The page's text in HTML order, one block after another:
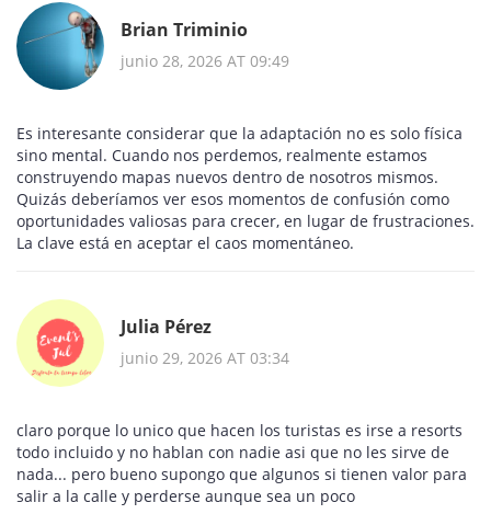
Brian Triminio
junio 28, 2026 AT 09:49
Es interesante considerar que la adaptación no es solo física
sino mental. Cuando nos perdemos, realmente estamos
construyendo mapas nuevos dentro de nosotros mismos.
Quizás deberíamos ver esos momentos de confusión como
oportunidades valiosas para crecer, en lugar de frustraciones.
La clave está en aceptar el caos momentáneo.
Julia Pérez
junio 29, 2026 AT 03:34
claro porque lo unico que hacen los turistas es irse a resorts
todo incluido y no hablan con nadie asi que no les sirve de
nada... pero bueno supongo que algunos si tienen valor para
salir a la calle y perderse aunque sea un poco